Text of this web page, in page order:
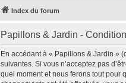
Index du forum
Papillons & Jardin -
En accédant à « Papillons & Jardin »
suivantes. Si vous n’acceptez pas
quel moment et nous ferons tout pour